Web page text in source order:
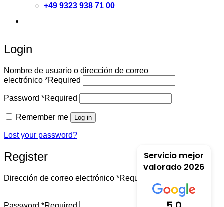
Servicio mejor
valorado 2026
+49 9323 938 71 00
Login
Nombre de usuario o dirección de correo
electrónico *Required
Password *Required
Remember me Log in
Lost your password?
Register
Dirección de correo electrónico *Required